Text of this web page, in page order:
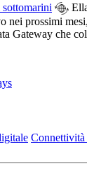
nei prossimi
Gateway che